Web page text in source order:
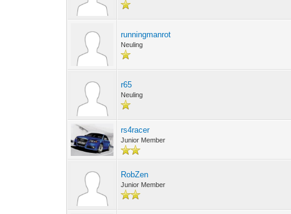
runningmanrot
Neuling
r65
Neuling
rs4racer
Junior Member
RobZen
Junior Member